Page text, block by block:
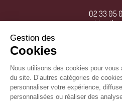
02 33 05
Gestion des
Cookies
Nous utilisons des cookies pour
du site. D’autres catégories de
personnaliser votre expérience,
personnalisées ou réaliser des